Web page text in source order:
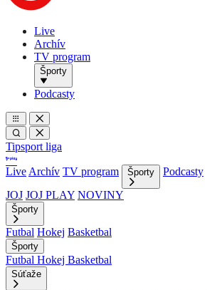
Live
Archív
TV program
Športy
Podcasty
Tipsport liga
Live Archív TV program Športy
Podcasty
JOJ JOJ PLAY NOVINY
Športy
Futbal Hokej Basketbal
Športy
Futbal Hokej Basketbal
Súťaže